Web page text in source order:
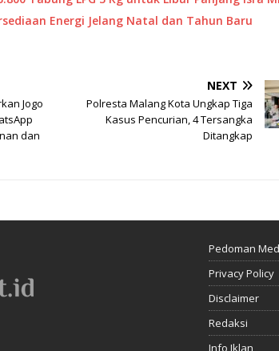
Energi Jelang Natal dan Tahun Baru
Jogo
dan
NEXT
Polresta Malang Kota Ungkap Tiga
Kasus Pencurian, 4 Tersangka
Ditangkap
Pedoman
Privacy Policy
Disclaimer
Redaksi
Info Iklan